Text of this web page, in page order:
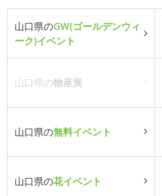
山口県のGW(ゴールデンウィ
ーク)イベント
山口県の物産展
山口県の無料イベント
山口県の花イベント